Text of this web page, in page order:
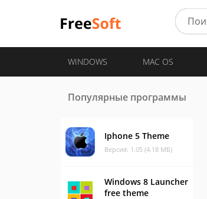
WINDOWS MAC OS
Популярные программы
Iphone 5 Theme
Версия: 1.05 (4.18 МБ)
Windows 8 Launcher
free theme